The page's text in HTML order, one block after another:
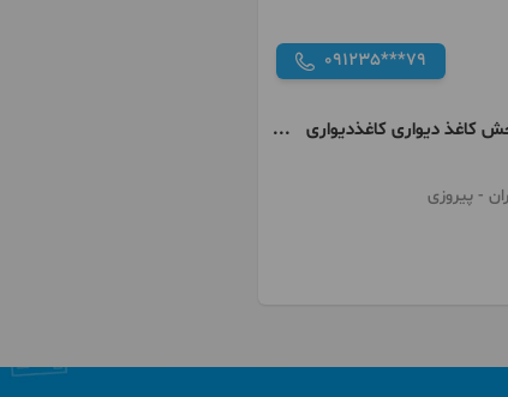
091235***79
کاغذ دیواری کاغذدیواری
- پیروزی